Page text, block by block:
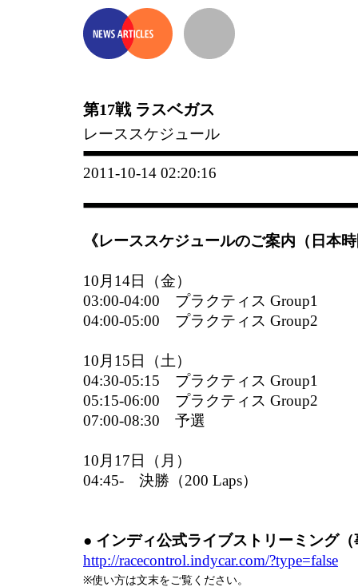
第17戦 ラスベガス
レーススケジュール
2011-10-14 02:20:16
《レーススケジュールのご案内（日本
10月14日（金）
03:00-04:00 プラクティス Group1
04:00-05:00 プラクティス Group2
10月15日（土）
04:30-05:15 プラクティス Group1
05:15-06:00 プラクティス Group2
07:00-08:30 予選
10月17日（月）
04:45- 決勝（200 Laps）
● インディ公式ライブストリーミング
http://racecontrol.indycar.com/?type=false
※使い方は文末をご覧ください。